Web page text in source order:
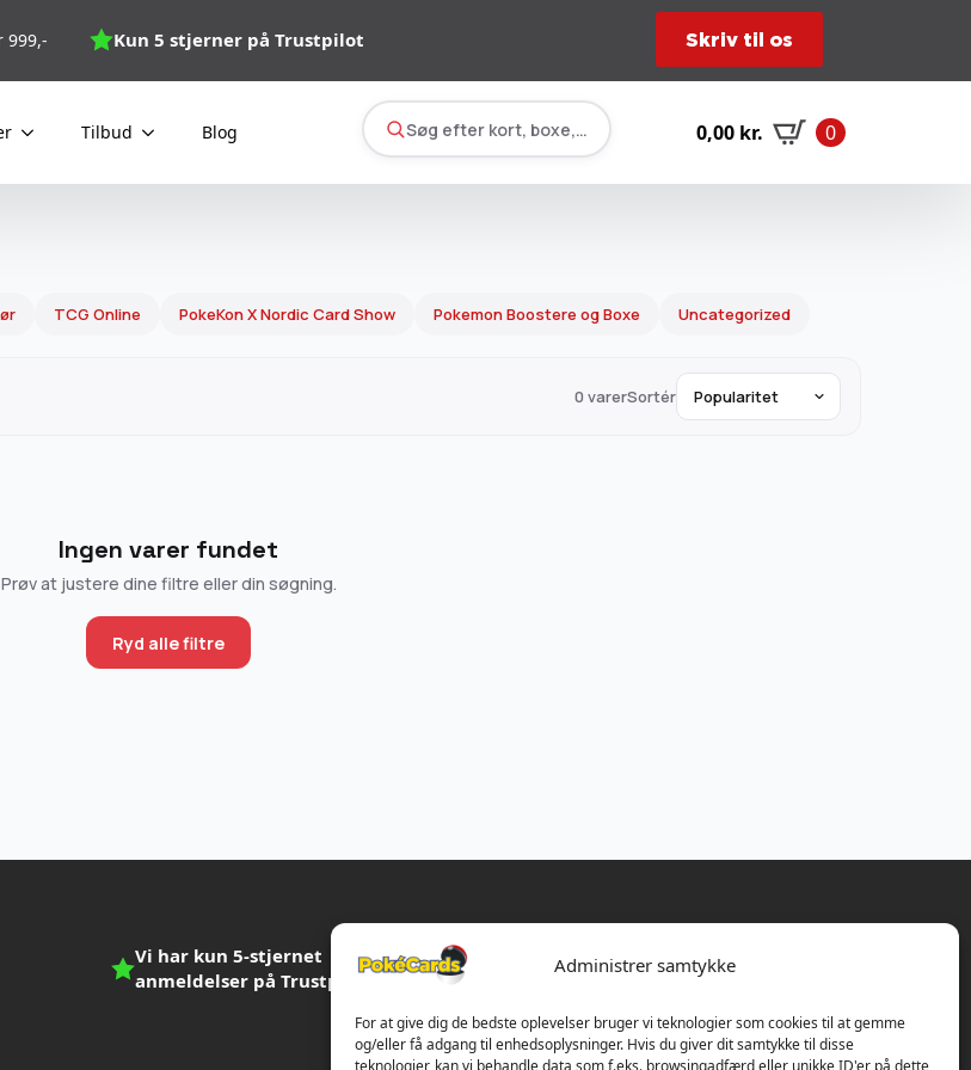
Administrer samtykke
For at give dig de bedste oplevelser bruger vi teknologier som cookies til at gemme
og/eller få adgang til enhedsoplysninger. Hvis du giver dit samtykke til disse
teknologier, kan vi behandle data som f.eks. browsingadfærd eller unikke ID'er på dette
999,- Kun 5 stjerner på Trustpilot Skriv til os
Tilbud Blog Søg efter kort, boxe, tilbehør… 0,00 kr. 0
TCG Online PokeKon X Nordic Card Show Pokemon Boostere og Boxe Uncategorized
0 varerSortér
Ingen varer fundet
Prøv at justere dine filtre eller din søgning.
Ryd alle filtre
Vi har kun 5-stjernet
anmeldelser på Trustpilot